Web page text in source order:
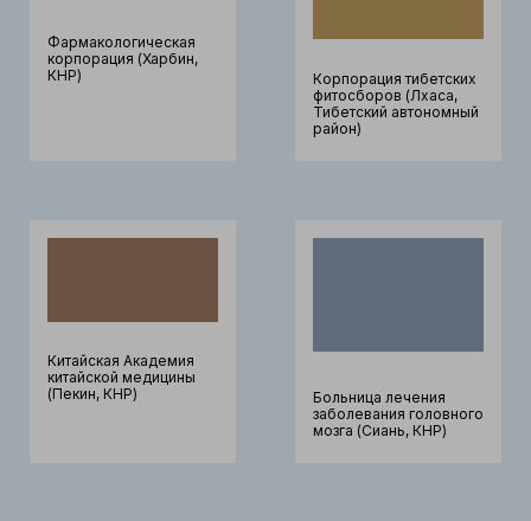
Фармакологическая
корпорация (Харбин,
КНР)
Корпорация тибетских
фитосборов (Лхаса,
Тибетский автономный
район)
Китайская Академия
китайской медицины
(Пекин, КНР)
Больница лечения
заболевания головного
мозга (Сиань, КНР)